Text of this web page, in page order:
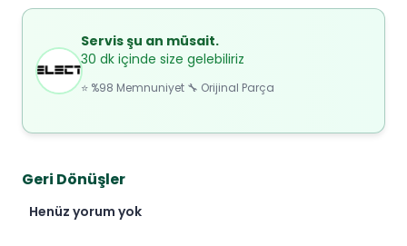
Servis şu an müsait.
30 dk içinde size gelebiliriz
⭐ %98 Memnuniyet 🔧 Orijinal Parça
Geri Dönüşler
Henüz yorum yok